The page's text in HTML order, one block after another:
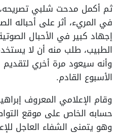
ثم أكمل مدحت شلبي تصريحه،
في المريء، أثر على أحباله
إجهاد كبير في الأحبال
الطبيب، طلب منه أن لا
وأنه سيعود مرة أخري لتقديم
الأسبوع القادم.
وقام الإعلامي المعروف
حسابه الخاص على موقع
وهو يتمنى الشفاء العاجل